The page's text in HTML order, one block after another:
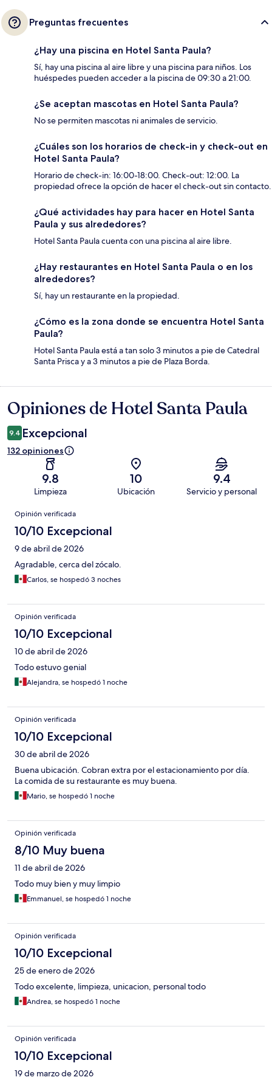
Preguntas frecuentes
¿Hay una piscina en Hotel Santa Paula?
Sí, hay una piscina al aire libre y una piscina para niños. Los
huéspedes pueden acceder a la piscina de 09:30 a 21:00.
¿Se aceptan mascotas en Hotel Santa Paula?
No se permiten mascotas ni animales de servicio.
¿Cuáles son los horarios de check-in y check-out en
Hotel Santa Paula?
Horario de check-in: 16:00-18:00. Check-out: 12:00. La
propiedad ofrece la opción de hacer el check-out sin contacto.
¿Qué actividades hay para hacer en Hotel Santa
Paula y sus alrededores?
Hotel Santa Paula cuenta con una piscina al aire libre.
¿Hay restaurantes en Hotel Santa Paula o en los
alrededores?
Sí, hay un restaurante en la propiedad.
¿Cómo es la zona donde se encuentra Hotel Santa
Paula?
Hotel Santa Paula está a tan solo 3 minutos a pie de Catedral
Santa Prisca y a 3 minutos a pie de Plaza Borda.
Opiniones
Opiniones de Hotel Santa Paula
9.4 Excepcional
132 opiniones
9.8
Limpieza
10
Ubicación
9.4
Servicio y personal
Opiniones
Opinión verificada
10/10 Excepcional
9 de abril de 2026
Agradable, cerca del zócalo.
Carlos, se hospedó 3 noches
Opinión verificada
10/10 Excepcional
10 de abril de 2026
Todo estuvo genial
Alejandra, se hospedó 1 noche
Opinión verificada
10/10 Excepcional
30 de abril de 2026
Buena ubicación. Cobran extra por el estacionamiento por día.
La comida de su restaurante es muy buena.
Mario, se hospedó 1 noche
Opinión verificada
8/10 Muy buena
11 de abril de 2026
Todo muy bien y muy limpio
Emmanuel, se hospedó 1 noche
Opinión verificada
10/10 Excepcional
25 de enero de 2026
Todo excelente, limpieza, unicacion, personal todo
Andrea, se hospedó 1 noche
Opinión verificada
10/10 Excepcional
19 de marzo de 2026